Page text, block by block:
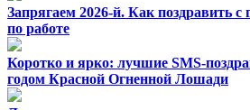
Запрягаем 2026-й. Как поздравить
по работе
Коротко и ярко: лучшие SMS-
годом Красной Огненной Лошади